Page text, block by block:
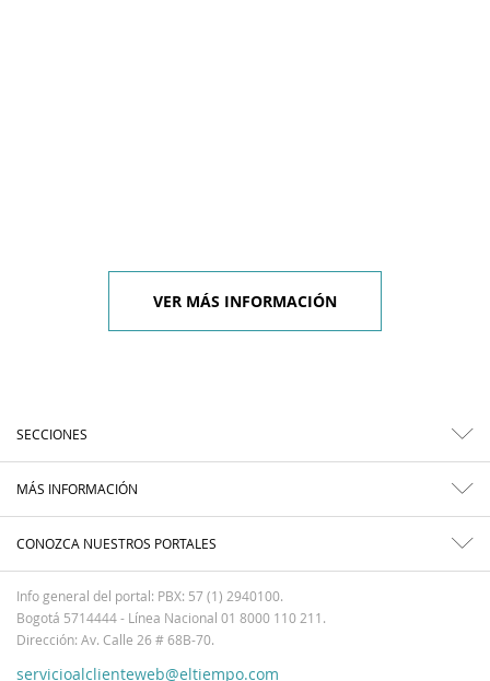
VER MÁS INFORMACIÓN
SECCIONES
MÁS INFORMACIÓN
CONOZCA NUESTROS PORTALES
Info general del portal: PBX: 57 (1) 2940100.
Bogotá 5714444 - Línea Nacional 01 8000 110 211.
Dirección: Av. Calle 26 # 68B-70.
servicioalclienteweb@eltiempo.com